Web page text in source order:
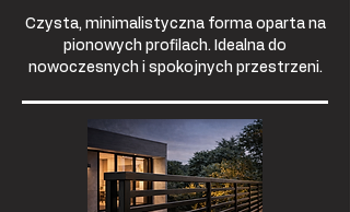
Czysta, minimalistyczna forma oparta na
pionowych profilach. Idealna do
nowoczesnych i spokojnych przestrzeni.